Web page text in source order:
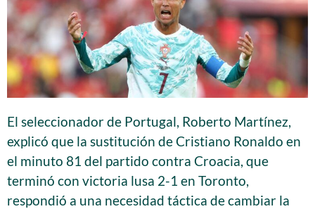
El seleccionador de Portugal, Roberto Martínez,
explicó que la sustitución de Cristiano Ronaldo en
el minuto 81 del partido contra Croacia, que
terminó con victoria lusa 2-1 en Toronto,
respondió a una necesidad táctica de cambiar la